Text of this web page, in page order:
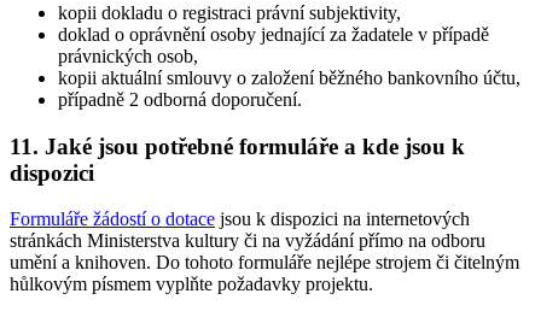
kopii dokladu o registraci právní subjektivity,
doklad o oprávnění osoby jednající za žadatele v případě
právnických osob,
kopii aktuální smlouvy o založení běžného bankovního účtu,
případně 2 odborná doporučení.
11. Jaké jsou potřebné formuláře a kde jsou k
dispozici
Formuláře žádostí o dotace jsou k dispozici na internetových
stránkách Ministerstva kultury či na vyžádání přímo na odboru
umění a knihoven. Do tohoto formuláře nejlépe strojem či čitelným
hůlkovým písmem vyplňte požadavky projektu.